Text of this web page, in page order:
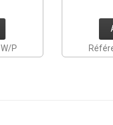
P